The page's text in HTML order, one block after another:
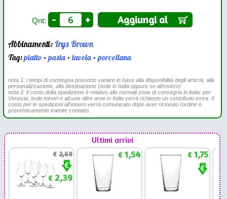
Qnt: - + Aggiungi al
Abbinamenti:Irys Brown
Tag:piatto•pasta•tavola•porcellana
nota 1: i tempi di consegna possono variare in base alla disponibilità degli articoli, alla
personalizzazione, alla destinazione (isole in Italia oppure se all'estero)
nota 2: il costo della spedizione è relativo alle normali zone di consegna in italia: per
Venezia, isole minori e alcune altre aree in Italia verrà richiesto un contributo extra. Il
costo per le spedizioni all'estero verrà comunicato dopo aver ricevuto l'ordine o
preventivamente tramite contatto.
Ultimi arrivi
€2,69
€2,39
€1,54 €1,75